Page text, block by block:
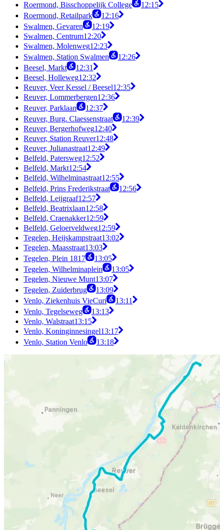
Roermond, Bisschoppelijk College
12:15
Roermond, Retailpark
12:16
Swalmen, Gevaren
12:19
Swalmen, Centrum12:20
Swalmen, Molenweg12:23
Swalmen, Station Swalmen
12:26
Beesel, Markt
12:31
Beesel, Holleweg12:32
Reuver, Veer Kessel / Beesel12:35
Reuver, Lommerbergen12:36
Reuver, Parklaan
12:37
Reuver, Burg. Claessenstraat
12:39
Reuver, Bergerhofweg12:40
Reuver, Station Reuver12:48
Reuver, Julianastraat12:49
Belfeld, Patersweg12:52
Belfeld, Markt12:54
Belfeld, Wilhelminastraat12:55
Belfeld, Prins Frederikstraat
12:56
Belfeld, Leijgraaf12:57
Belfeld, Beatrixlaan12:58
Belfeld, Craenakker12:59
Belfeld, Geloerveldweg12:59
Tegelen, Heijskampstraat13:02
Tegelen, Maasstraat13:03
Tegelen, Plein 1817
13:05
Tegelen, Wilhelminaplein
13:05
Tegelen, Nieuwe Munt13:07
Tegelen, Zuiderbrug
13:09
Venlo, Ziekenhuis VieCuri
13:11
Venlo, Tegelseweg
13:13
Venlo, Walstraat13:15
Venlo, Koninginnesingel13:17
Venlo, Station Venlo
13:18